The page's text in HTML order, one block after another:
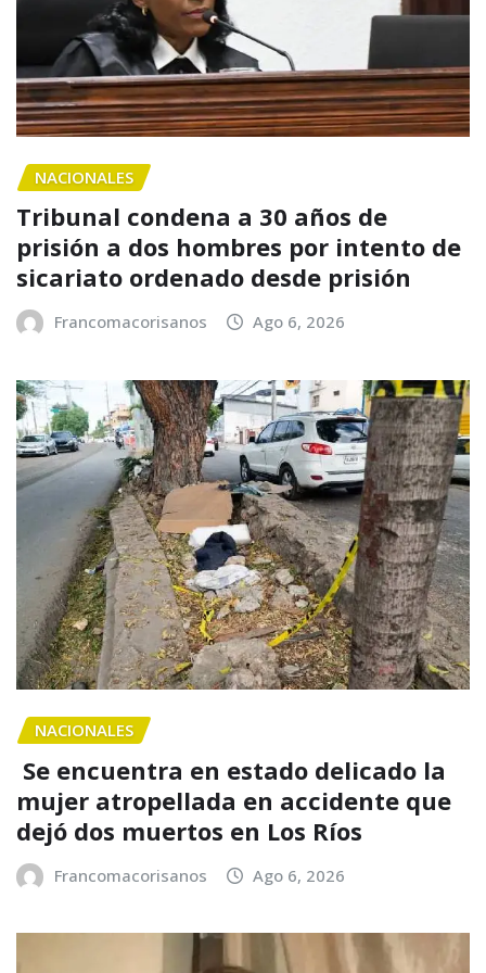
NACIONALES
Tribunal condena a 30 años de
prisión a dos hombres por intento de
sicariato ordenado desde prisión
Francomacorisanos Ago 6, 2026
NACIONALES
Se encuentra en estado delicado la
mujer atropellada en accidente que
dejó dos muertos en Los Ríos
Francomacorisanos Ago 6, 2026